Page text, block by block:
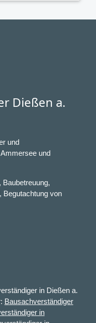
Dießen a.
und
und
Baubetreuung,
Begutachtung von
in Dießen a.
Bausachverständiger
in